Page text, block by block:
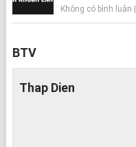
Không có bình luận |
BTV
Thap Dien